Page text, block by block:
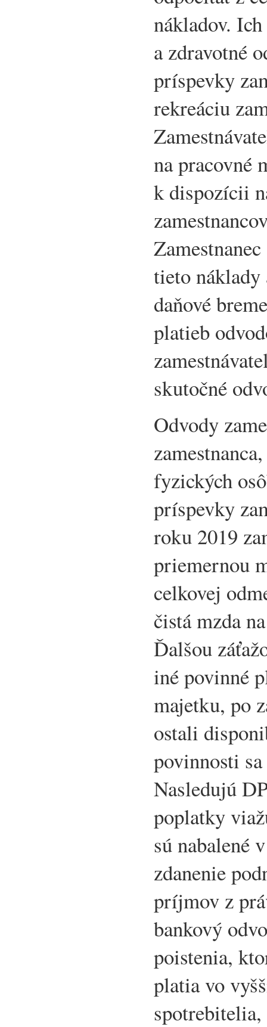
nákladov.
a zdravotné
príspevky
rekreáciu
na pracovné
k dispozícii
tieto náklady
daňové
platieb
skutočné
Odvody
fyzických
príspevky
roku 2019
priemernou
celkovej
čistá mzda
Ďalšou
iné povinné
majetku, po
ostali
povinnosti
Nasledujú
poplatky
sú nabalené
zdanenie
príjmov z
bankový
poistenia,
platia vo
spotrebitelia,